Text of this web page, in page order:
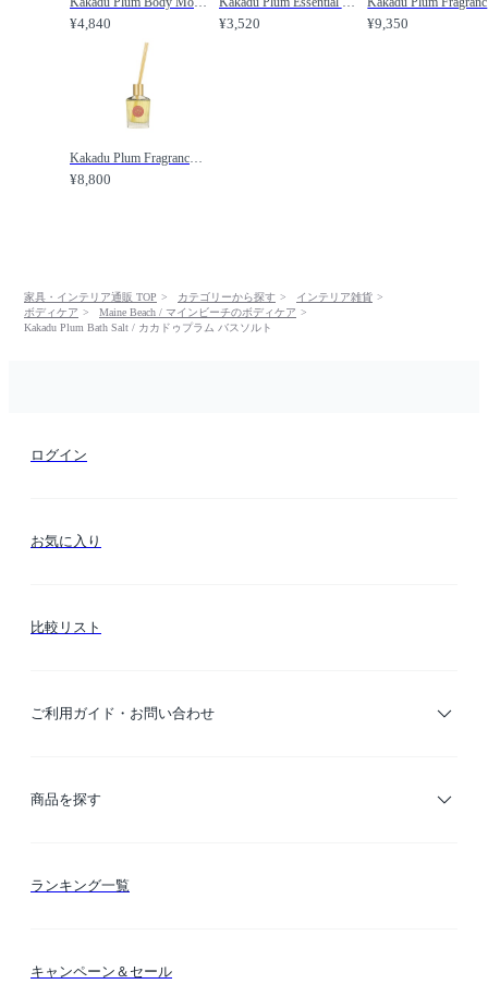
¥4,840 ¥3,520 ¥9,350
¥8,800
家具・インテリア通販 TOP カテゴリーから探す
インテリア雑貨
ボディケア
Maine Beach / マインビーチのボディケア
Kakadu Plum Bath Salt / カカドゥプラム バスソルト
ログイン
お気に入り
比較リスト
ご利用ガイド・お問い合わせ
ご利用ガイド
商品を探す
カテゴリー検索
ランキング一覧
キャンペーン＆セール